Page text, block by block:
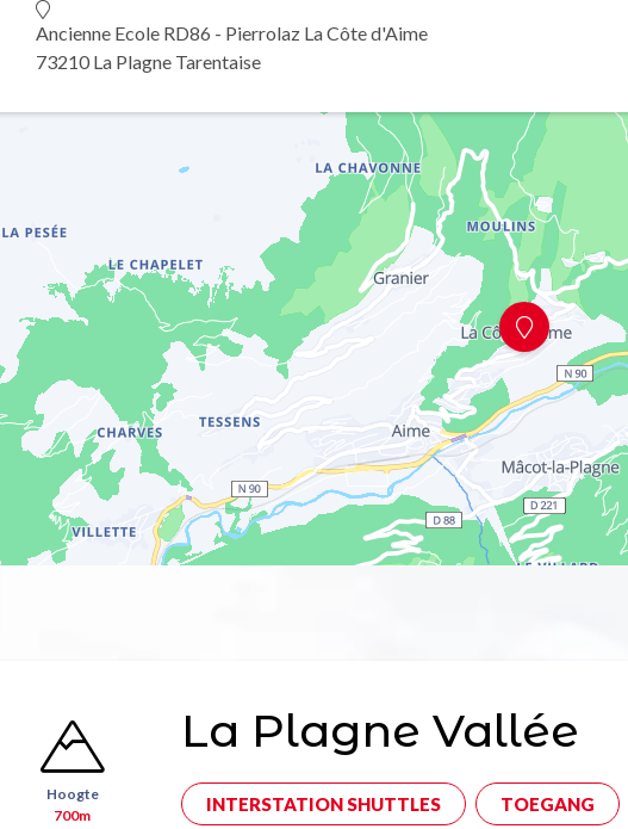
Ancienne Ecole RD86 - Pierrolaz La Côte d'Aime
73210 La Plagne Tarentaise
Hoogte
700m
La Plagne Vallée
INTERSTATION SHUTTLES TOEGANG